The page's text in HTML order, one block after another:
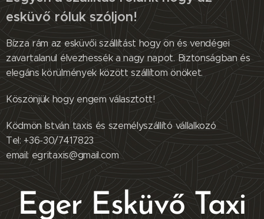
esküvő róluk szóljon!
Bízza rám az esküvői szállítást hogy ön és vendégei
zavartalanul élvezhessék a nagy napot. Biztonságban és
elegáns körülmények között szállítom önöket.
Köszönjük hogy engem választott!
Ködmön István taxis és személyszállító vállalkozó
Tel: +36-30/7417823
email: egritaxis@gmail.com
Eger Esküvő Taxi